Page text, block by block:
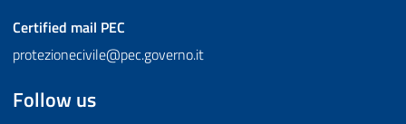
Certified mail PEC
protezionecivile@pec.governo.it
Follow us